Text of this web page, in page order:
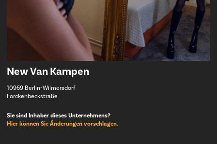
New Van Kampen
10969 Berlin-Wilmersdorf
Forckenbeckstraße
Sie sind Inhaber dieses Unternehmens?
Hier können Sie Änderungen vorschlagen.